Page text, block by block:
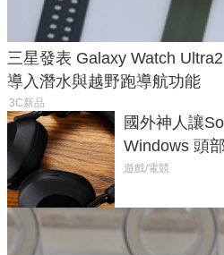
三星發表 Galaxy Watch
導入潛水與越野跑導航功能
3C新品
國外神人讓
Windows 頭
飛行超有感
遊戲/電競